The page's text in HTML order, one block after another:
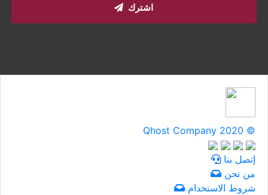
اشترك
Qhost Company 2020 ©
إتصل بنا
من نحن
شروط الاستخدام